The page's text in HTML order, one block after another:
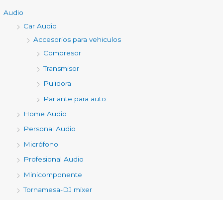
Audio
Car Audio
Accesorios para vehiculos
Compresor
Transmisor
Pulidora
Parlante para auto
Home Audio
Personal Audio
Micrófono
Profesional Audio
Minicomponente
Tornamesa-DJ mixer